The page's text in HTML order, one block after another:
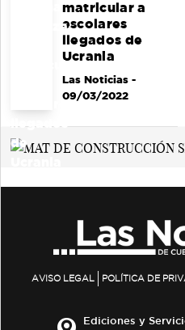
matricular a
escolares
llegados de
Ucrania
Las Noticias-
09/03/2022
AVISO LEGAL POLÍTICA DE
Ediciones y